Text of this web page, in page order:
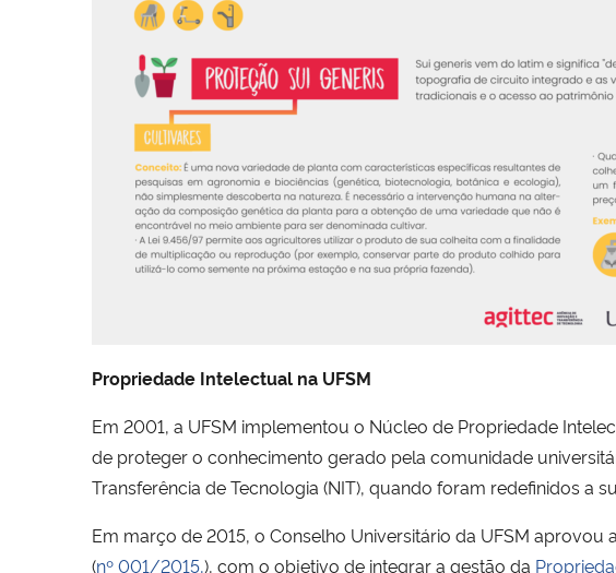
Propriedade Intelectual na UFSM
Em 2001, a UFSM implementou o Núcleo de Propriedade
de proteger o conhecimento gerado pela comunidade
Transferência de Tecnologia (NIT), quando foram redefinidos a
Em março de 2015, o Conselho Universitário da UFSM
(nº 001/2015,), com o objetivo de integrar a gestão da